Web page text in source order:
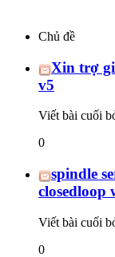
Chủ đề
Xin trợ
v5
Viết bài cuối
0
spindle
closedloop
Viết bài cuối
0